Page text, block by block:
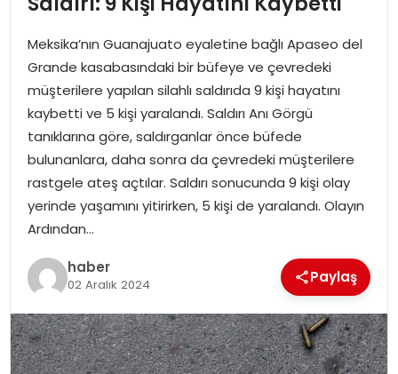
İDEAL YAŞAM
İDEAL SPOR
YAŞAM
MAGAZIN
SAĞLIK
SOSYAL HABER
Meksika’nın Guanajuato eyaletine bağlı Apaseo del
Grande kasabasındaki bir büfeye ve çevredeki
müşterilere yapılan silahlı saldırıda 9 kişi hayatını
kaybetti ve 5 kişi yaralandı. Saldırı Anı Görgü
tanıklarına göre, saldırganlar önce büfede
bulunanlara, daha sonra da çevredeki müşterilere
rastgele ateş açtılar. Saldırı sonucunda 9 kişi olay
yerinde yaşamını yitirirken, 5 kişi de yaralandı. Olayın
Ardından…
haber
02 Aralık 2024 Paylaş